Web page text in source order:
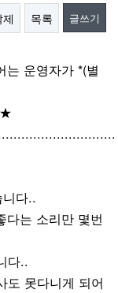
목록 글쓰기
운영자가 *(별
★
다..
다는 소리만 몇번
다..
도 못다니게 되어